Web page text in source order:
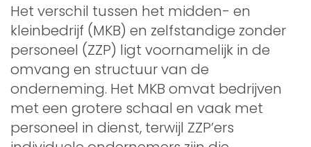
Het verschil tussen het midden- en
kleinbedrijf (MKB) en zelfstandige zonder
personeel (ZZP) ligt voornamelijk in de
omvang en structuur van de
onderneming. Het MKB omvat bedrijven
met een grotere schaal en vaak met
personeel in dienst, terwijl ZZP’ers